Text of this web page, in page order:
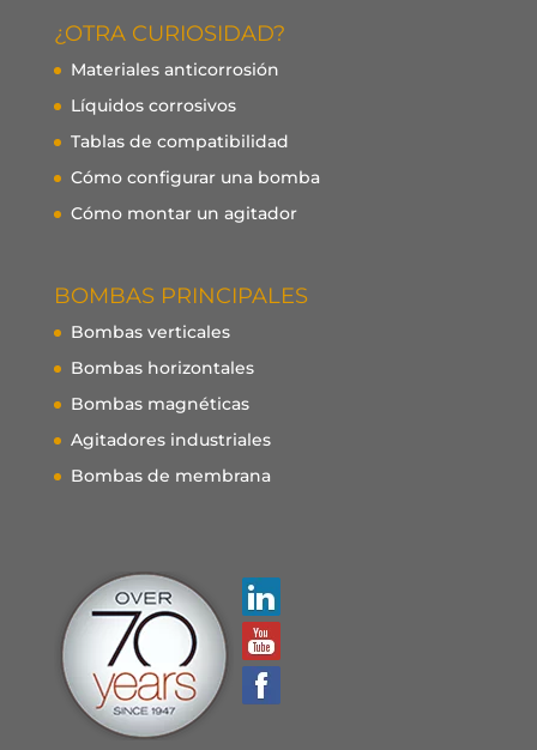
¿OTRA CURIOSIDAD?
Materiales anticorrosión
Líquidos corrosivos
Tablas de compatibilidad
Cómo configurar una bomba
Cómo montar un agitador
BOMBAS PRINCIPALES
Bombas verticales
Bombas horizontales
Bombas magnéticas
Agitadores industriales
Bombas de membrana